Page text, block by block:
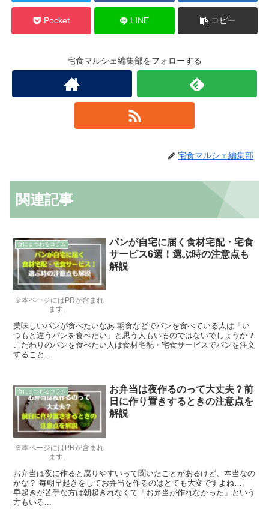
Pocket LINE コピー
宅食マルシェ編集部をフォローする
宅食マルシェ編集部
関連記事
※本ページにはPRが含まれ
ます。
食にまつわるコラム
パンが自宅に届く食材宅配・宅食
サービス6選！選ぶ時の注意点も
解説
美味しいパンが食べたいなあ 朝食などでパンを食べている人は「い
つもと違うパンを食べたい」と思う人もいるのではないでしょうか？
こだわりのパンを食べたい人は食材宅配・宅食サービスでパンを注文
すること...
※本ページにはPRが含まれ
ます。
食にまつわるコラム
お弁当は夜作るのって大丈夫？前
日に作り置きするときの注意点を
解説
お弁当は夜に作ると腐りやすいって聞いたことがあるけど、本当なの
かな？ 毎朝早起きをしてお弁当を作るのはとても大変ですよね…。
早起きが苦手な方は朝起きれなくて「お弁当が作れなかった」という
方もいる...